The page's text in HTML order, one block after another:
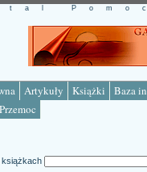
Artykuły Książki
Baza
książkach